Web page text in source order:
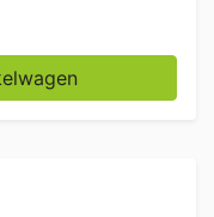
60 x 40 cm 113